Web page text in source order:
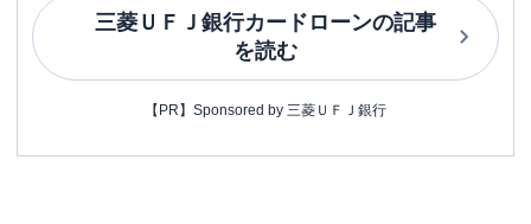
三菱ＵＦＪ銀行カードローンの記事
を読む
【PR】Sponsored by 三菱ＵＦＪ銀行